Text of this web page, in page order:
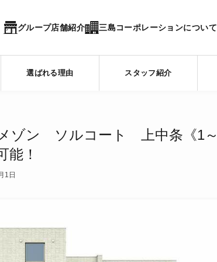
グループ店舗紹介 三島コーポレーションについて
選ばれる理由 スタッフ紹介
ゾン ソルコート 上中条《1～
能！
1日